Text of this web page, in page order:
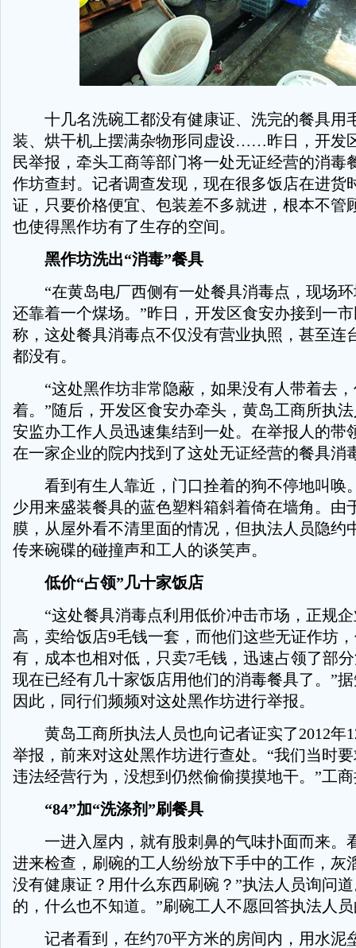
十几名洗碗工都没有健康证、洗完的餐具用
装、烘干机上摆满杂物形同虚设……昨日，开发
民举报，牵头工商等部门将一处无证经营的消毒
作坊查封。记者调查发现，现在很多饭店在进货
证，只要价格便宜、包装差不多就进，根本不管
也使得黑作坊有了生存的空间。
黑作坊洗出“消毒”餐具
“在黄岛电厂西侧有一处餐具消毒点，现场环
还靠着一个煤场。”昨日，开发区食安办接到一
称，这处餐具消毒点不仅没有营业执照，甚至连
都没有。
“这处黑作坊非常隐蔽，如果没有人带着去，
着。”随后，开发区食安办牵头，黄岛工商所执
安监办工作人员迅速集结到一处。在举报人的带
在一家企业的院内找到了这处无证经营的餐具消
看到有生人靠近，门口拴着的狗不停地叫唤
少用来盛装餐具的蓝色塑料箱斜着倚在墙角。由
膜，从屋外看不清里面的情况，但执法人员隐约
传来碗碟的碰撞声和工人的谈笑声。
低价“占领”几十家饭店
“这处餐具消毒点利用低价冲击市场，正规企
高，卖给饭店9毛钱一套，而他们这些无证作坊
有，成本也相对低，只卖7毛钱，迅速占领了部
现在已经有几十家饭店用他们的消毒餐具了。”
因此，同行们频频对这处黑作坊进行举报。
黄岛工商所执法人员也向记者证实了2012年
举报，前来对这处黑作坊进行查处。“我们当时
违法经营行为，没想到仍然偷偷摸摸地干。”工
“84”加“洗涤剂”刷餐具
一进入屋内，就有股刺鼻的气味扑面而来。
进来检查，刷碗的工人纷纷放下手中的工作，灰
没有健康证？用什么东西刷碗？”执法人员询问
的，什么也不知道。”刷碗工人不愿回答执法人
记者看到，在约70平方米的房间内，用水泥